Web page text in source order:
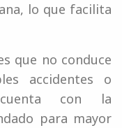
lo que facilita
que no conduce
accidentes o
cuenta con la
para mayor